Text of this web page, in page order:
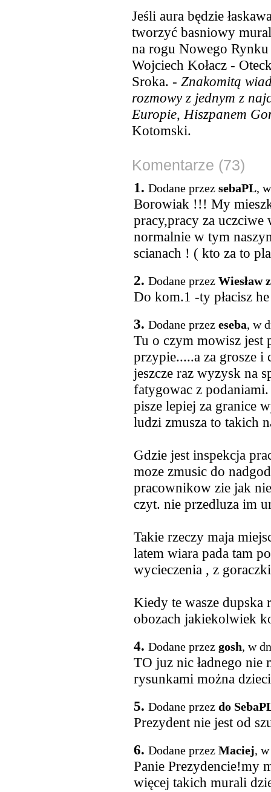
Jeśli aura będzie
tworzyć basniowy
na rogu Nowego
Wojciech Kołacz -
Sroka. - Znakomitą
rozmowy z jednym z
Europie, Hiszpanem
Kotomski.
Komentarze (73)
1. Dodane przez sebaPL,
Borowiak !!! My
pracy,pracy za
normalnie w tym
scianach ! ( kto za to
2. Dodane przez Wiesław
Do kom.1 -ty płacisz
3. Dodane przez eseba, w
Tu o czym mowisz jest
przypie.....a za grosze i
jeszcze raz wyzysk na
fatygowac z
pisze lepiej za granice
ludzi zmusza to takich
Gdzie jest inspekcja
moze zmusic do
pracownikow zie jak
czyt. nie przedluza im
Takie rzeczy maja
latem wiara pada tam
wycieczenia , z
Kiedy te wasze dupska
obozach jakiekolwiek
4. Dodane przez gosh, w
TO juz nic ładnego nie
rysunkami można
5. Dodane przez do
Prezydent nie jest od
6. Dodane przez Maciej,
Panie Prezydencie!my
więcej takich murali